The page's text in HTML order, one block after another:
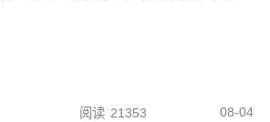
阅读 21353 08-04